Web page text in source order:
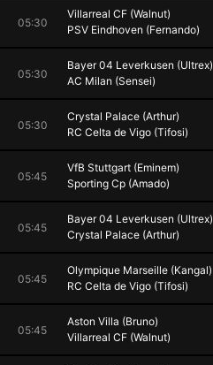
05:30
Villarreal CF (Walnut)
PSV Eindhoven (Fernando)
05:30
Bayer 04 Leverkusen (Ultrex)
AC Milan (Sensei)
05:30
Crystal Palace (Arthur)
RC Celta de Vigo (Tifosi)
05:45
VfB Stuttgart (Eminem)
Sporting Cp (Amado)
05:45
Bayer 04 Leverkusen (Ultrex)
Crystal Palace (Arthur)
05:45
Olympique Marseille (Kangal)
RC Celta de Vigo (Tifosi)
05:45
Aston Villa (Bruno)
Villarreal CF (Walnut)